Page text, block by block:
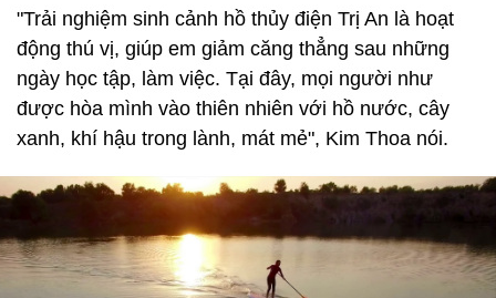
"Trải nghiệm sinh cảnh hồ thủy điện Trị An là hoạt
động thú vị, giúp em giảm căng thẳng sau những
ngày học tập, làm việc. Tại đây, mọi người như
được hòa mình vào thiên nhiên với hồ nước, cây
xanh, khí hậu trong lành, mát mẻ", Kim Thoa nói.